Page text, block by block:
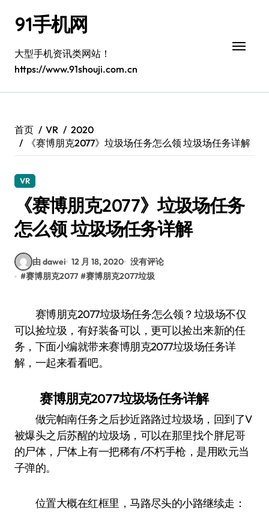
91手机网
大型手机资讯类网站！
https://www.91shouji.com.cn
首页 VR
2020
《赛博朋克2077》垃圾场任务怎么领 垃圾场任务详解
VR
《赛博朋克2077》垃圾场任务
怎么领 垃圾场任务详解
由 dawei 12 月 18, 2020 没有评论
#赛博朋克2077 #赛博朋克2077垃圾
赛博朋克2077垃圾场任务怎么领？垃圾场不仅
可以捡垃圾，有好装备可以，更可以捡出来新的任
务，下面小编就带来赛博朋克2077垃圾场任务详
解，一起来看看吧。
赛博朋克2077垃圾场任务详解
做完帕南任务之后抄近路路过垃圾场，回到了V
被爆头之后苏醒的垃圾场，可以在那里找个胖尼哥
的尸体，尸体上有一把稀有/不朽手枪，是用欧元当
子弹的。
位置大概在红框里，马路尽头的小路继续走：